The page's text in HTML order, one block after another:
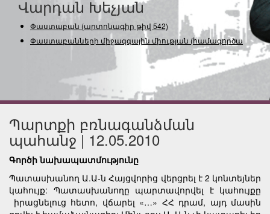
Վարդան Խեչյան
Փաստաբան (արտոնագիր թիվ 542)
Փաստաբանների միջազգային միության
Պարտքի բռնագանձման
պահանջ | 12.05.2010
Գործի նախապատմությունը
Պատասխանող Ա.Ա-ն Հայցվորից վերցրել է 2 կոնտեյներ
կահույք: Պատասխանողը պարտավորվել է կահույքը
իրացնելուց հետո, վճարել «…» ՀՀ դրամ, այդ մասին